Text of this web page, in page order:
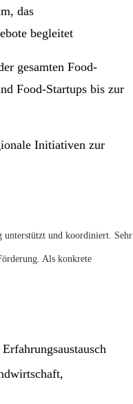
das
begleitet
gesamten Food-
Food-Startups bis zur
Initiativen zur
unterstützt und koordiniert. Sehr
Als konkrete